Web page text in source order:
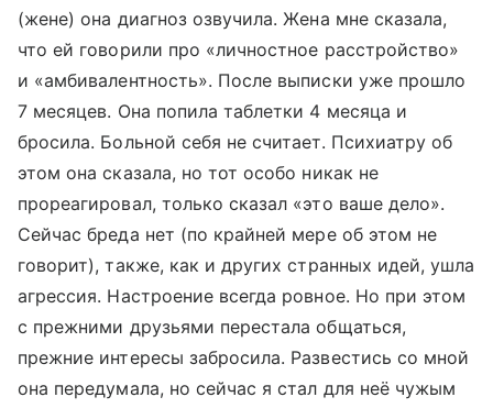
(жене) она диагноз озвучила. Жена мне сказала,
что ей говорили про «личностное расстройство»
и «амбивалентность». После выписки уже прошло
7 месяцев. Она попила таблетки 4 месяца и
бросила. Больной себя не считает. Психиатру об
этом она сказала, но тот особо никак не
прореагировал, только сказал «это ваше дело».
Сейчас бреда нет (по крайней мере об этом не
говорит), также, как и других странных идей, ушла
агрессия. Настроение всегда ровное. Но при этом
с прежними друзьями перестала общаться,
прежние интересы забросила. Развестись со мной
она передумала, но сейчас я стал для неё чужым